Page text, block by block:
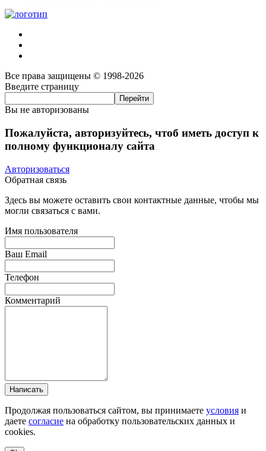
Все права защищены © 1998-2026
Введите страницу
Вы не авторизованы
Пожалуйста, авторизуйтесь, чтоб иметь доступ к
полному функционалу сайта
Авторизоваться
Обратная связь
Здесь вы можете оставить свои контактные данные, чтобы мы
могли связаться с вами.
Имя пользователя
Ваш Email
Телефон
Комментарий
Написать
Продолжая пользоваться сайтом, вы принимаете условия и
даете согласие на обработку пользовательских данных и
cookies.